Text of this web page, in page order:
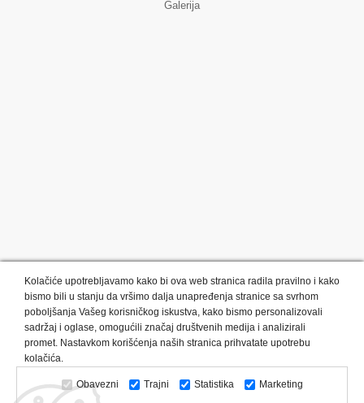
Galerija
Kategorije proizvoda: Olovke i markeri
Privesci i trakice
Upaljači
USB Tehnologija Tekstil
Kačketi i kape
Notesi i rokovnici
Kancelarija Satovi
Kišobrani
Kolačiće upotrebljavamo kako bi ova web stranica radila pravilno i kako
bismo bili u stanju da vršimo dalja unapređenja stranice sa svrhom
poboljšanja Vašeg korisničkog iskustva, kako bismo personalizovali
sadržaj i oglase, omogućili značaj društvenih medija i analizirali
promet. Nastavkom korišćenja naših stranica prihvatate upotrebu
kolačića.
Obavezni Trajni Statistika Marketing